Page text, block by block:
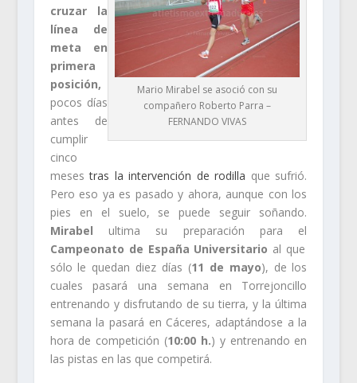
Mario Mirabel se asoció con su
compañero Roberto Parra –
FERNANDO VIVAS
cruzar la
línea de
meta en
primera
posición,
pocos días
antes de
cumplir
cinco
mesestras la intervención de rodilla que sufrió.
Pero eso ya es pasado y ahora, aunque con los
pies en el suelo, se puede seguir soñando.
Mirabel ultima su preparación para el
Campeonato de España Universitario al que
sólo le quedan diez días (11 de mayo), de los
cuales pasará una semana en Torrejoncillo
entrenando y disfrutando de su tierra, y la última
semana la pasará en Cáceres, adaptándose a la
hora de competición (10:00 h.) y entrenando en
las pistas en las que competirá.